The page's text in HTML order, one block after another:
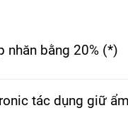
nhăn bằng 20% (*)
tác dụng giữ